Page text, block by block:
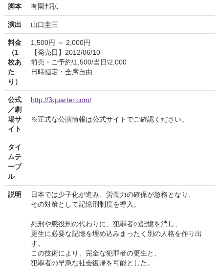
脚本 有園邦弘
演出 山口圭三
料金
（1
枚あ
た
り）
1,500円 ～ 2,000円
【発売日】2012/06/10
前売・ご予約\1,500/当日\2,000
日時指定・全席自由
公式
／劇
場サ
イト
http://3quarter.com/
※正式な公演情報は公式サイトでご確認ください。
タイ
ムテ
ーブ
ル
説明
日本では少子化が進み、労働力の確保が急務となり、
その対策として記憶刑制度を導入。
死刑や懲役刑の代わりに、犯罪者の記憶を消し、
更生に必要な記憶を埋め込みまったく別の人格を作り出
す。
この技術により、完全な犯罪者の更生と、
犯罪者の早急な社会復帰を可能とした。